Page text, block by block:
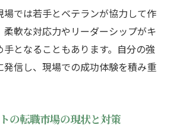
場では若手とベテランが協力して作
軟な対応力やリーダーシップがキ
となることもあります。自分の強
発信し、現場での成功体験を積み重
の転職市場の現状と対策